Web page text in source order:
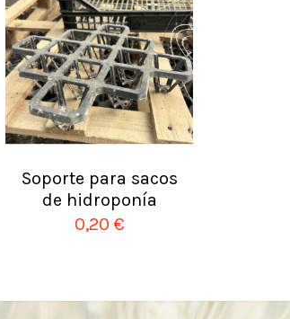
Soporte para sacos
de hidroponía
0,20 €